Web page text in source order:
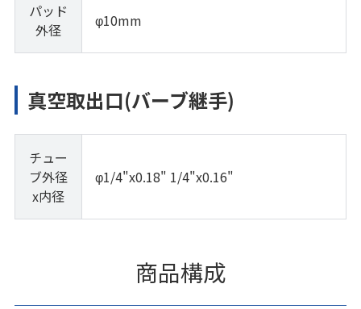
パッド
外径
φ10mm
真空取出口(バーブ継手)
チュー
ブ外径
x内径
φ1/4"x0.18" 1/4"x0.16"
商品構成